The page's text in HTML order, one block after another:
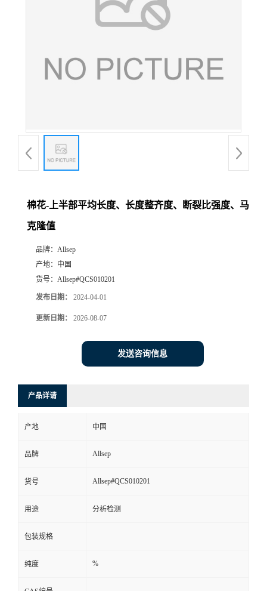
棉花-上半部平均长度、长度整齐度、断裂比强度、马
克隆值
品牌： Allsep
产地： 中国
货号： Allsep#QCS010201
发布日期： 2024-04-01
更新日期： 2026-08-07
发送咨询信息
产品详请
产地 中国
品牌 Allsep
货号 Allsep#QCS010201
用途 分析检测
包装规格
纯度 %